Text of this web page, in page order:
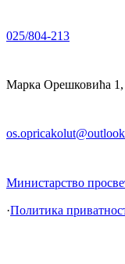
025/804-213
Марка Орешковића 1,
Министарство
·Политика